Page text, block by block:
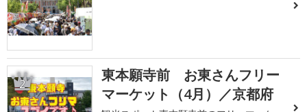
2
東本願寺前 お東さんフリー
マーケット（4月）／京都府